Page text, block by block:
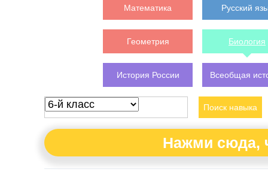
Математика Русский
Геометрия Биология
История России Всеобщая
Поиск навыка
Нажми сюда,